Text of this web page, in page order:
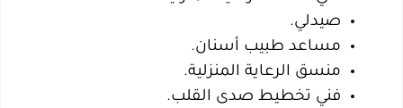
صيدلي.
مساعد طبيب أسنان.
منسق الرعاية المنزلية.
فني تخطيط صدى القلب.